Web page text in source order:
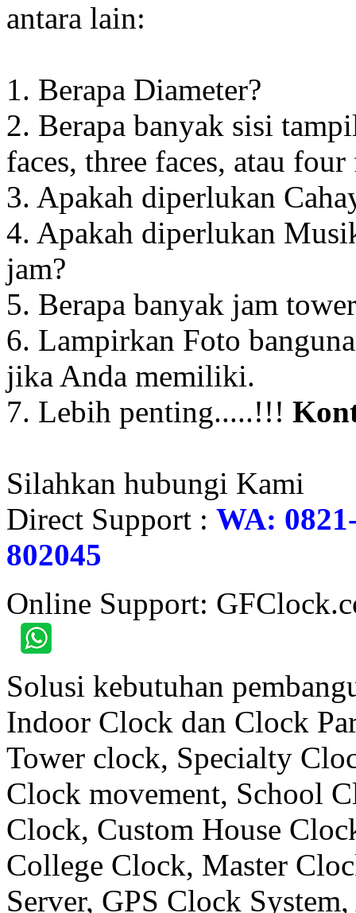
antara lain:
1. Berapa Diameter?
2. Berapa banyak sisi
faces, three faces, atau four
3. Apakah diperlukan
4. Apakah diperlukan
jam?
5. Berapa banyak jam
6. Lampirkan Foto
jika Anda memiliki.
7. Lebih penting.....!!!
Silahkan hubungi Kami
Direct Support : WA:
802045
Online Support:
Solusi kebutuhan
Indoor Clock dan Clock
Tower clock, Specialty
Clock movement, School
Clock, Custom House
College Clock, Master
Server, GPS Clock